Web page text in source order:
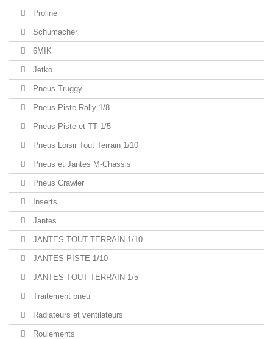
Proline
Schumacher
6MIK
Jetko
Pneus Truggy
Pneus Piste Rally 1/8
Pneus Piste et TT 1/5
Pneus Loisir Tout Terrain 1/10
Pneus et Jantes M-Chassis
Pneus Crawler
Inserts
Jantes
JANTES TOUT TERRAIN 1/10
JANTES PISTE 1/10
JANTES TOUT TERRAIN 1/5
Traitement pneu
Radiateurs et ventilateurs
Roulements